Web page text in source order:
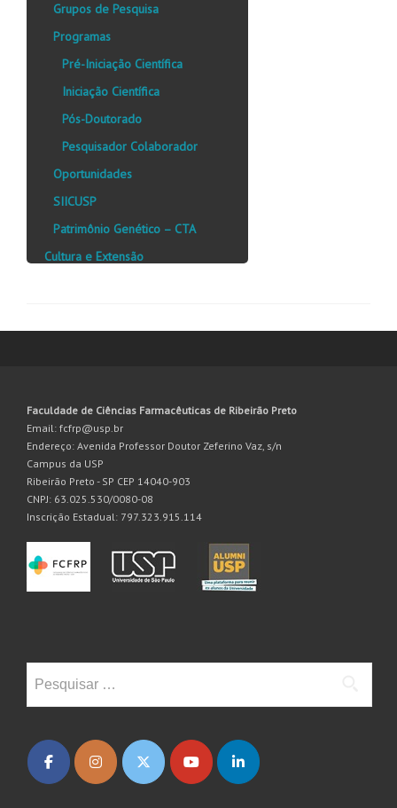
Grupos de Pesquisa
Programas
Pré-Iniciação Científica
Iniciação Científica
Pós-Doutorado
Pesquisador Colaborador
Oportunidades
SIICUSP
Patrimônio Genético – CTA
Cultura e Extensão
Faculdade de Ciências Farmacêuticas de Ribeirão Preto
Email: fcfrp@usp.br
Endereço: Avenida Professor Doutor Zeferino Vaz, s/n
Campus da USP
Ribeirão Preto - SP CEP 14040-903
CNPJ: 63.025.530/0080-08
Inscrição Estadual: 797.323.915.114
por: